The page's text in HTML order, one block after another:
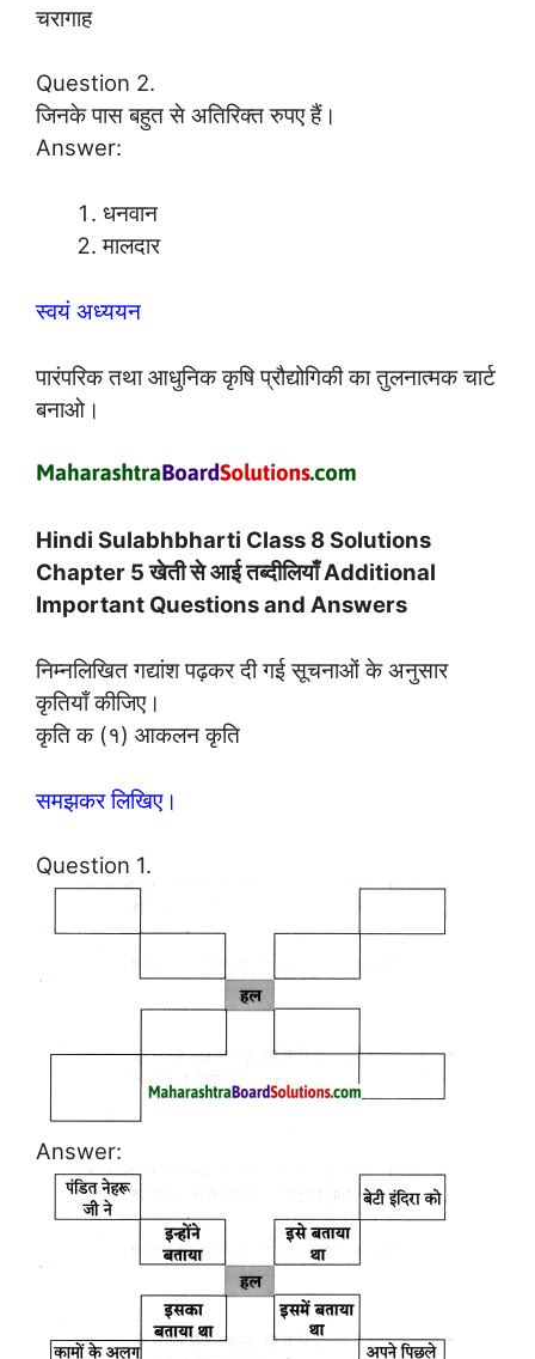
चरागाह
Question 2.
जिनके पास बहुत से अतिरिक्त रुपए हैं।
Answer:
धनवान
मालदार
स्वयं अध्ययन
पारंपरिक तथा आधुनिक कृषि प्रौद्योगिकी का तुलनात्मक चार्ट
बनाओ।
Hindi Sulabhbharti Class 8 Solutions
Chapter 5 खेती से आई तब्‍दीलियाँ Additional
Important Questions and Answers
निम्नलिखित गद्यांश पढ़कर दी गई सूचनाओं के अनुसार
कृतियाँ कीजिए।
कृति क (१) आकलन कृति
समझकर लिखिए।
Question 1.
Answer: